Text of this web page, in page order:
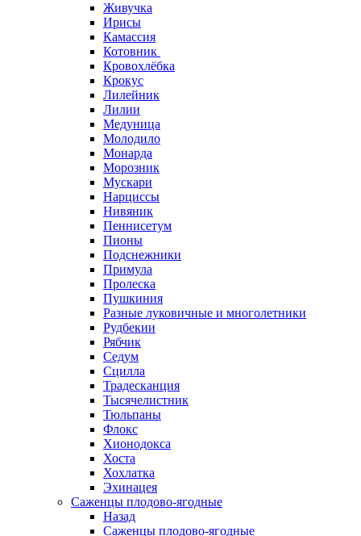
Живучка
Ирисы
Камассия
Котовник
Кровохлёбка
Крокус
Лилейник
Лилии
Медуница
Молодило
Монарда
Морозник
Мускари
Нарциссы
Нивяник
Пеннисетум
Пионы
Подснежники
Примула
Пролеска
Пушкиния
Разные луковичные и многолетники
Рудбекии
Рябчик
Седум
Сцилла
Традесканция
Тысячелистник
Тюльпаны
Флокс
Хионодокса
Хоста
Хохлатка
Эхинацея
Саженцы плодово-ягодные
Назад
Саженцы плодово-ягодные